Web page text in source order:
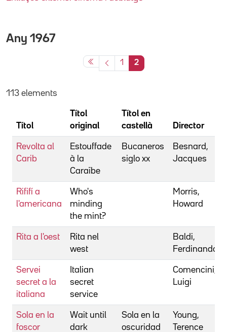
Any 1967
1 2
113 elements
Títol
Títol
original
Títol en
castellà
Director
Revolta al
Carib
Estouffade
à la
Caraïbe
Bucaneros
siglo xx
Besnard,
Jacques
Rififí a
l'americana
Who's
minding
the mint?
Morris,
Howard
Rita a l'oest
Rita nel
west
Baldi,
Ferdinando
Servei
secret a la
italiana
Italian
secret
service
Comencini,
Luigi
Sola en la
foscor
Wait until
dark
Sola en la
oscuridad
Young,
Terence